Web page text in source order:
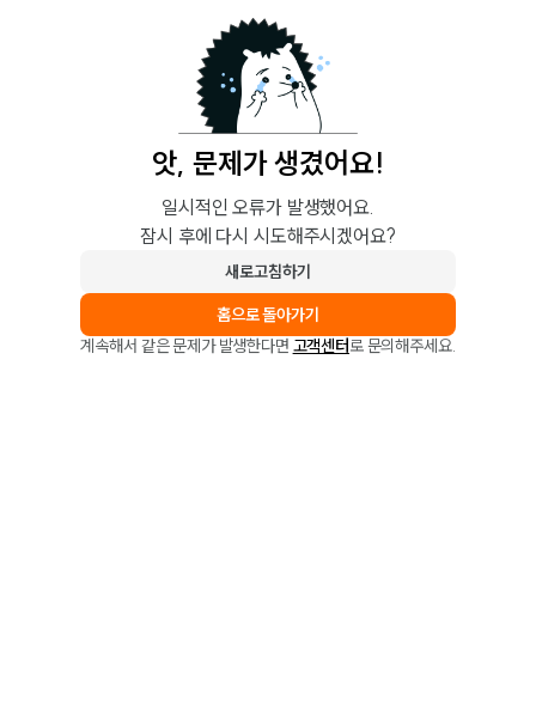
앗, 문제가 생겼어요!
일시적인 오류가 발생했어요.
잠시 후에 다시 시도해주시겠어요?
새로고침하기
홈으로 돌아가기
계속해서 같은 문제가 발생한다면 고객센터로 문의해주세요.